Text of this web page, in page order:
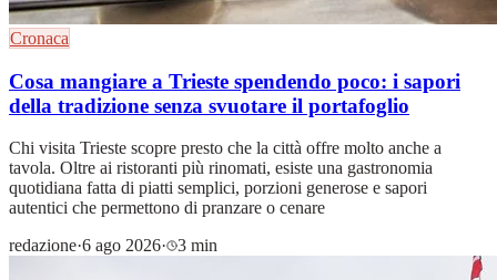
Cronaca
Cosa mangiare a Trieste spendendo poco: i sapori
della tradizione senza svuotare il portafoglio
Chi visita Trieste scopre presto che la città offre molto anche a
tavola. Oltre ai ristoranti più rinomati, esiste una gastronomia
quotidiana fatta di piatti semplici, porzioni generose e sapori
autentici che permettono di pranzare o cenare
redazione·6 ago 2026· 3 min